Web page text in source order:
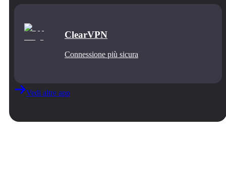
ClearVPN
Connessione più sicura
Vedi altre app